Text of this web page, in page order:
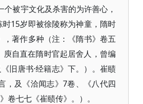
被宇文化及杀害的为许善心，
15岁即被徐陵称为神童，隋时
著作多种（注：《隋书》卷五
自直在隋时官起居舍人，曾编
旧唐书·经籍志》下。）。崔赜
，及《洽闻志》7卷、《八代四
卷七七《崔赜传》。）。